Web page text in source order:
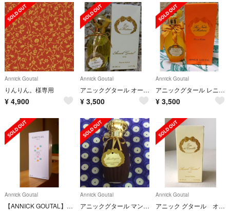
Annick Goutal
りんりん。様専用
¥ 4,900
Annick Goutal
アニックグタール オーダドリアン オードパァルファム
¥ 3,500
Annick Goutal
アニックグタール レニュイダアドリアン オードトワレ
¥ 3,500
Annick Goutal
【ANNICK GOUTAL】グタール シャ ペルシェ
Annick Goutal
アニックグタール マンドラゴール
Annick Goutal
アニック グタール オードカミーユ オードトワレ 100ml